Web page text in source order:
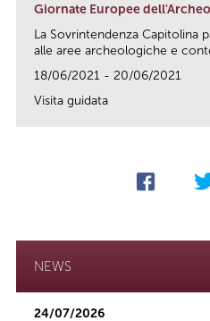
Giornate Europee
La Sovrintendenza Capitolina
alle aree archeologiche e
18/06/2021 - 20/06/2021
Visita guidata
NEWS
24/07/2026